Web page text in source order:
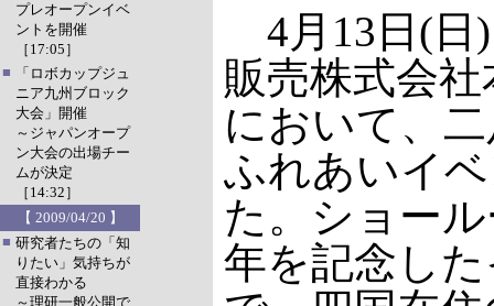
プレオープンイベ
ントを開催
［17:05］
■
「ロボカップジュ
ニア九州ブロック
大会」開催
～ジャパンオープ
ン大会の出場チー
ムが決定
［14:32］
【 2009/04/20 】
■ 研究者たちの「知
りたい」気持ちが
直接わかる
～理研一般公開で
4月13日(日
販売株式会
において、
ふれあいイ
た。ショー
年を記念し